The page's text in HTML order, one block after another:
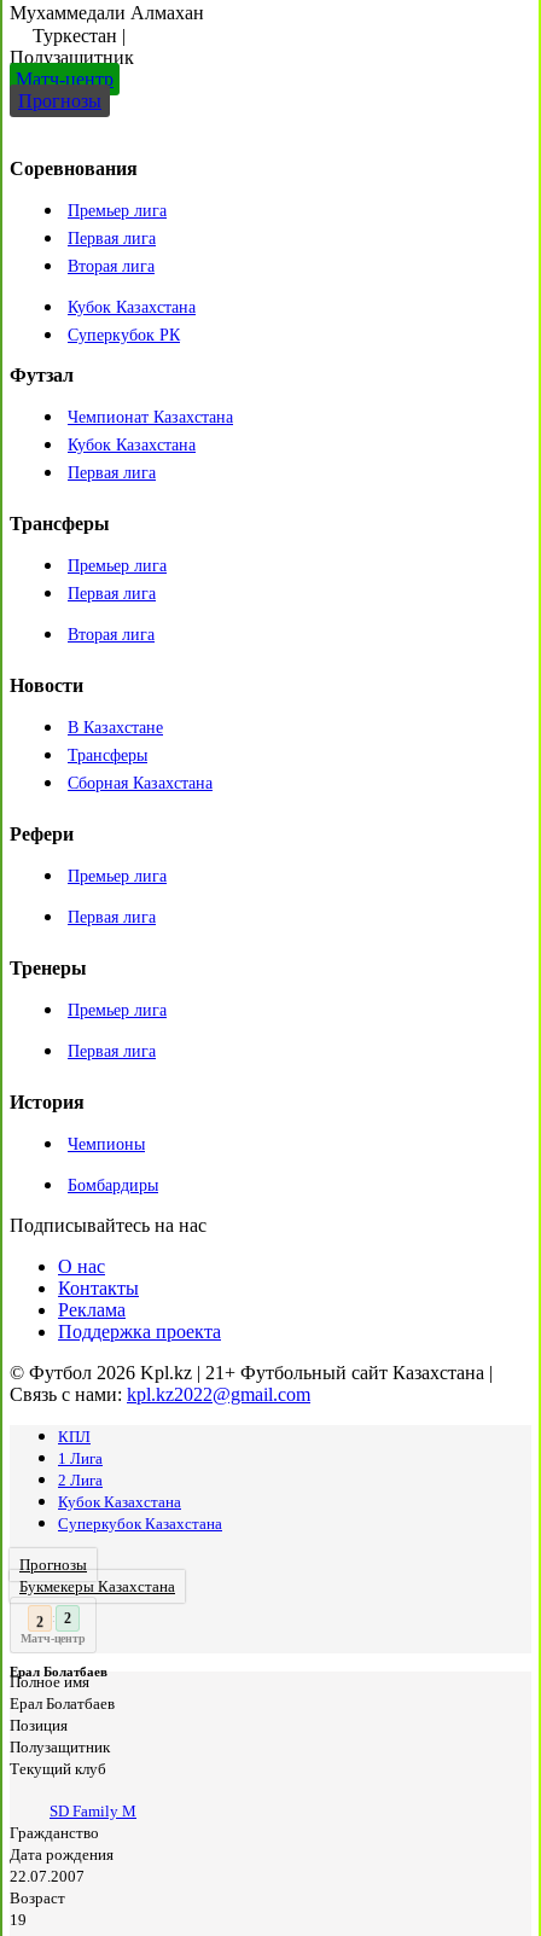
Мухаммедали Алмахан
Туркестан |
Полузащитник
Матч-центр
Прогнозы
Соревнования
Премьер лига
Первая лига
Вторая лига
Кубок Казахстана
Суперкубок РК
Футзал
Чемпионат Казахстана
Кубок Казахстана
Первая лига
Трансферы
Премьер лига
Первая лига
Вторая лига
Новости
В Казахстане
Трансферы
Сборная Казахстана
Рефери
Премьер лига
Первая лига
Тренеры
Премьер лига
Первая лига
История
Чемпионы
Бомбардиры
Подписывайтесь на нас
О нас
Контакты
Реклама
Поддержка проекта
© Футбол 2026 Kpl.kz | 21+ Футбольный сайт Казахстана |
Связь с нами: kpl.kz2022@gmail.com
КПЛ
1 Лига
2 Лига
Кубок Казахстана
Суперкубок Казахстана
Прогнозы
Букмекеры Казахстана
3
:
Матч-центр
Ерал Болатбаев
Полное имя
Ерал Болатбаев
Позиция
Полузащитник
Текущий клуб
SD Family М
Гражданство
Дата рождения
22.07.2007
Возраст
19